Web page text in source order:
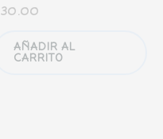
30.00
AÑADIR AL
CARRITO